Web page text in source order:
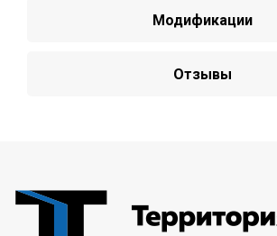
Модификации
Отзывы